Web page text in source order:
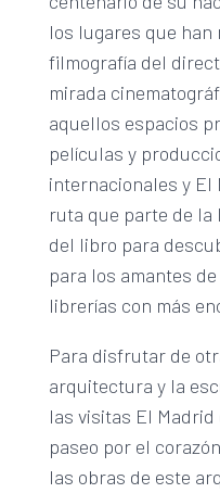
los lugares que han
filmografía del
mirada
aquellos espacios
películas y
internacionales y El
ruta que parte de
del libro para
para los amantes
librerías con más
Para disfrutar de
arquitectura y la
las visitas El
paseo por el
las obras de este